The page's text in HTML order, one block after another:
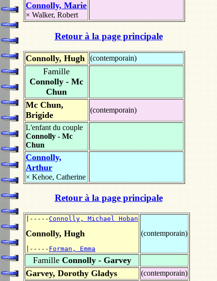
Connolly, Marie
× Walker, Robert
Retour à la page principale
Connolly, Hugh (contemporain)
Famille
Connolly - Mc
Chun
Mc Chun,
Brigide
(contemporain)
L'enfant du couple
Connolly - Mc
Chun
Connolly,
Arthur
× Kehoe, Catherine
Retour à la page principale
|-----Connolly, Michael Hoban
Connolly, Hugh
|----- Forman, Emma
(contemporain)
FamilleConnolly - Garvey
Garvey, Dorothy Gladys
(contemporain)